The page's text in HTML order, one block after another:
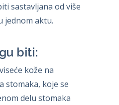
sastavljana od više
jednom aktu.
biti:
kože na
stomaka, koje se
delu stomaka